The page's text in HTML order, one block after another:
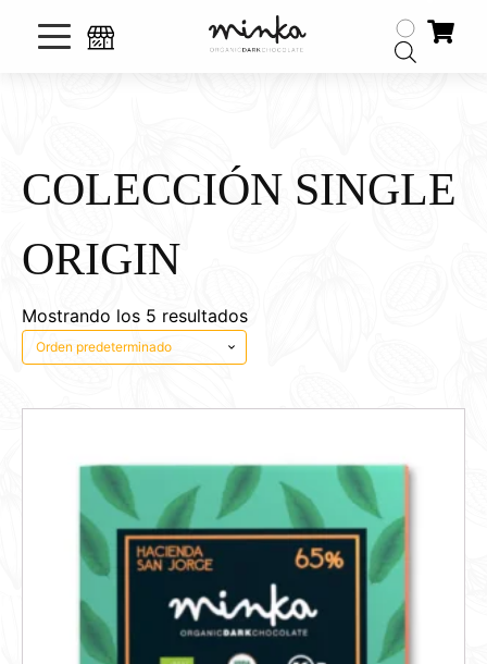
COLECCIÓN SINGLE
ORIGIN
Mostrando los 5 resultados